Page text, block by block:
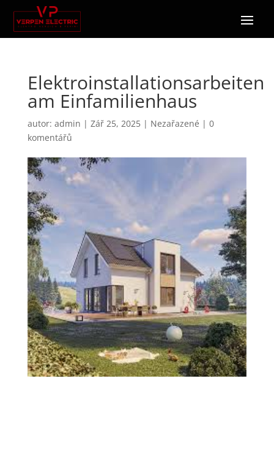
Elektroinstallationsarbeiten
am Einfamilienhaus
autor: admin | Zář 25, 2025| Nezařazené | 0
komentářů